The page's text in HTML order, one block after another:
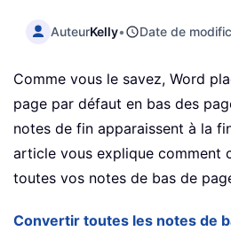
AuteurKelly• Date de
Comme vous le savez, Word
page par défaut en bas des
notes de fin apparaissent à la
article vous explique comment
toutes vos notes de bas de
Convertir toutes les notes de